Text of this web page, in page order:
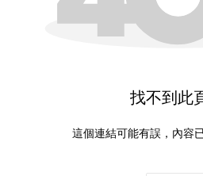
找不到此
這個連結可能有誤，內容